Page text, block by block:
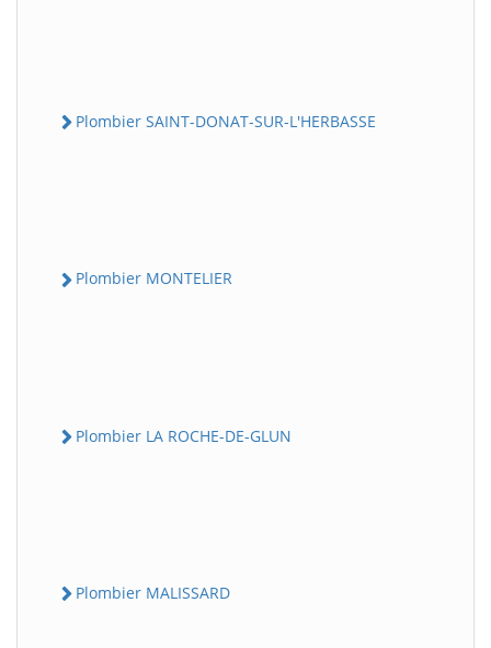
Plombier SAINT-DONAT-SUR-L'HERBASSE
Plombier MONTELIER
Plombier LA ROCHE-DE-GLUN
Plombier MALISSARD